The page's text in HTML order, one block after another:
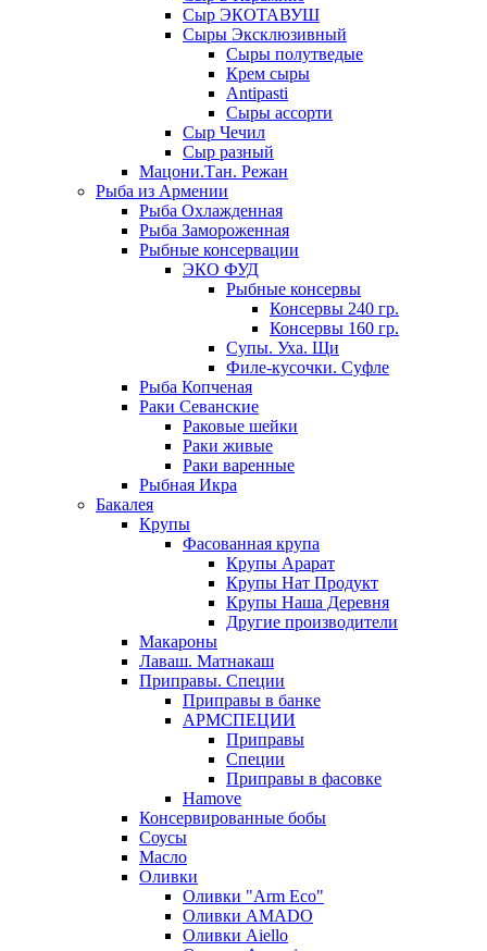
Сыр ЭКОТАВУШ
Сыры Эксклюзивный
Сыры полутведые
Крем сыры
Antipasti
Сыры ассорти
Сыр Чечил
Сыр разный
Мацони.Тан. Режан
Рыба из Армении
Рыба Охлажденная
Рыба Замороженная
Рыбные консервации
ЭКО ФУД
Рыбные консервы
Консервы 240 гр.
Консервы 160 гр.
Супы. Уха. Щи
Филе-кусочки. Суфле
Рыба Копченая
Раки Севанские
Раковые шейки
Раки живые
Раки варенные
Рыбная Икра
Бакалея
Крупы
Фасованная крупа
Крупы Арарат
Крупы Нат Продукт
Крупы Наша Деревня
Другие производители
Макароны
Лаваш. Матнакаш
Приправы. Специи
Приправы в банке
АРМСПЕЦИИ
Приправы
Специи
Приправы в фасовке
Hamove
Консервированные бобы
Соусы
Масло
Оливки
Оливки "Arm Eco"
Оливки AMADO
Оливки Aiello